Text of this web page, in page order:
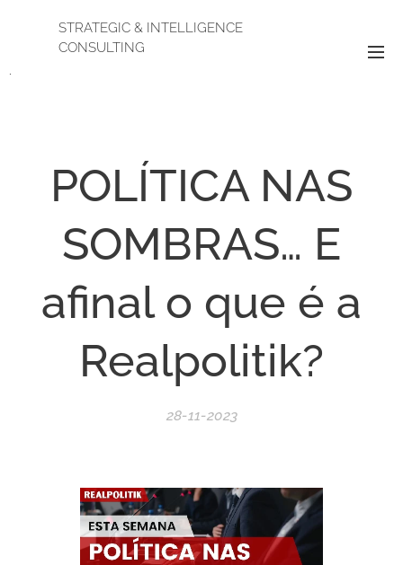
STRATEGIC & INTELLIGENCE
CONSULTING
.
POLÍTICA NAS
SOMBRAS… E
afinal o que é a
Realpolitik?
28-11-2023